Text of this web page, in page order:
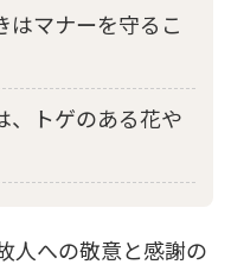
はマナーを守るこ
、トゲのある花や
人への敬意と感謝の